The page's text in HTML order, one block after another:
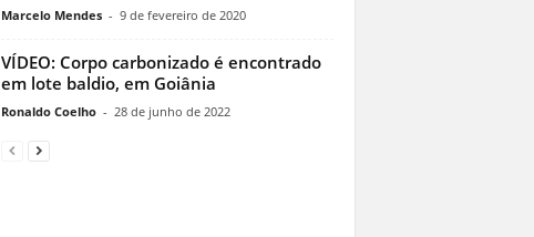
Marcelo Mendes - 9 de fevereiro de 2020
VÍDEO: Corpo carbonizado é encontrado
em lote baldio, em Goiânia
Ronaldo Coelho - 28 de junho de 2022